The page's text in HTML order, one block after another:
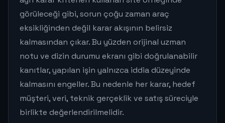
görüleceği gibi, sorun çoğu zaman araç
eksikliğinden değil karar akışının belirsiz
kalmasından çıkar. Bu yüzden orijinal uzman
notu ve dizin durumu ekranı gibi doğrulanabilir
kanıtlar, yapılan işin yalnızca iddia düzeyinde
kalmasını engeller. Bu nedenle her karar, hedef
müşteri, veri, teknik gerçeklik ve satış süreciyle
birlikte değerlendirilmelidir.